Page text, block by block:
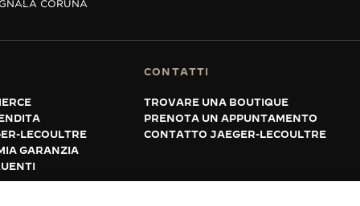
LA CORUÑA
LECOULTRE
GARANZIA
CONTATTI
TROVARE UNA BOUTIQUE
PRENOTA UN APPUNTAMENTO
CONTATTO JAEGER-LECOULTRE